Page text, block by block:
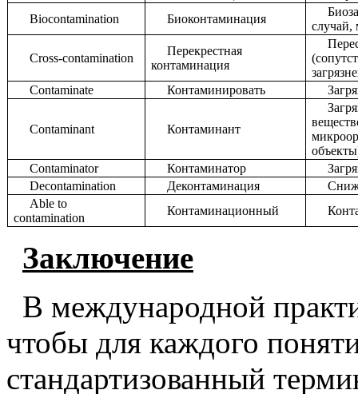
Biocontamination
Биоконтаминация
случай,
Cross-contamination
Перекрестная
контаминация
Contaminate
Контаминировать
Contaminant Контаминант
Contaminator
Контаминатор
Decontamination
Деконтаминация
Able to
contamination
Контаминационный
Заключение
В международной
чтобы для каждого
стандартизованный